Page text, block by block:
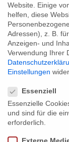
Scroll-
Die multimediale
Falciani wurde für
Website. Einige
helfen, diese
Adressen), z. B.
Anzeigen- und
Verwendung Ihrer
Einstellungen
Essenziell
Essenzielle
und sind für die
erforderlich.